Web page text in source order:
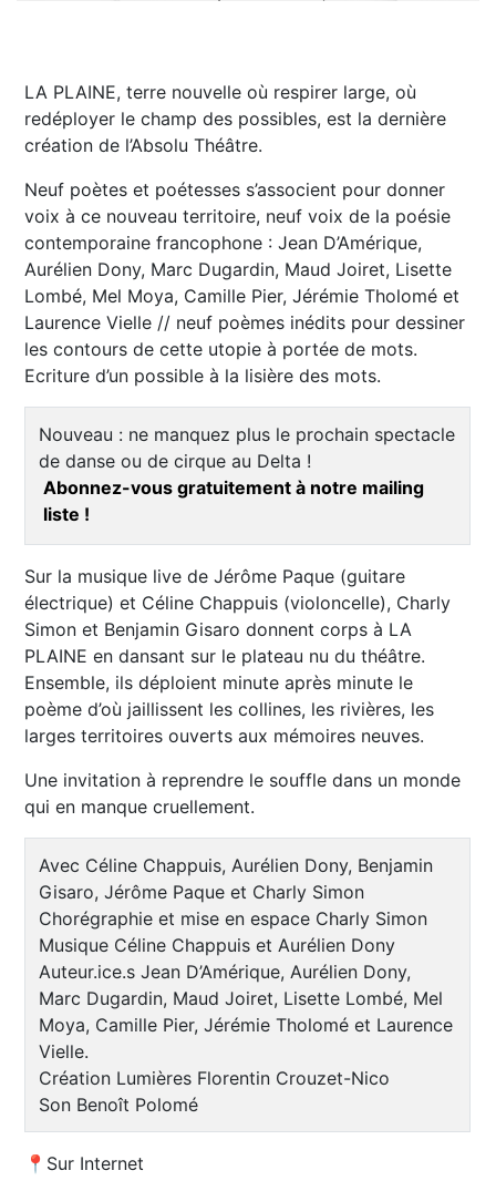
LA PLAINE, terre nouvelle où respirer large, où
redéployer le champ des possibles, est la dernière
création de l’Absolu Théâtre.
Neuf poètes et poétesses s’associent pour donner
voix à ce nouveau territoire, neuf voix de la poésie
contemporaine francophone : Jean D’Amérique,
Aurélien Dony, Marc Dugardin, Maud Joiret, Lisette
Lombé, Mel Moya, Camille Pier, Jérémie Tholomé et
Laurence Vielle // neuf poèmes inédits pour dessiner
les contours de cette utopie à portée de mots.
Ecriture d’un possible à la lisière des mots.
Nouveau : ne manquez plus le prochain spectacle
de danse ou de cirque au Delta !
Abonnez-vous gratuitement à notre mailing
liste !
Sur la musique live de Jérôme Paque (guitare
électrique) et Céline Chappuis (violoncelle), Charly
Simon et Benjamin Gisaro donnent corps à LA
PLAINE en dansant sur le plateau nu du théâtre.
Ensemble, ils déploient minute après minute le
poème d’où jaillissent les collines, les rivières, les
larges territoires ouverts aux mémoires neuves.
Une invitation à reprendre le souffle dans un monde
qui en manque cruellement.
Avec Céline Chappuis, Aurélien Dony, Benjamin
Gisaro, Jérôme Paque et Charly Simon
Chorégraphie et mise en espace Charly Simon
Musique Céline Chappuis et Aurélien Dony
Auteur.ice.s Jean D’Amérique, Aurélien Dony,
Marc Dugardin, Maud Joiret, Lisette Lombé, Mel
Moya, Camille Pier, Jérémie Tholomé et Laurence
Vielle.
Création Lumières Florentin Crouzet-Nico
Son Benoît Polomé
📍Sur Internet